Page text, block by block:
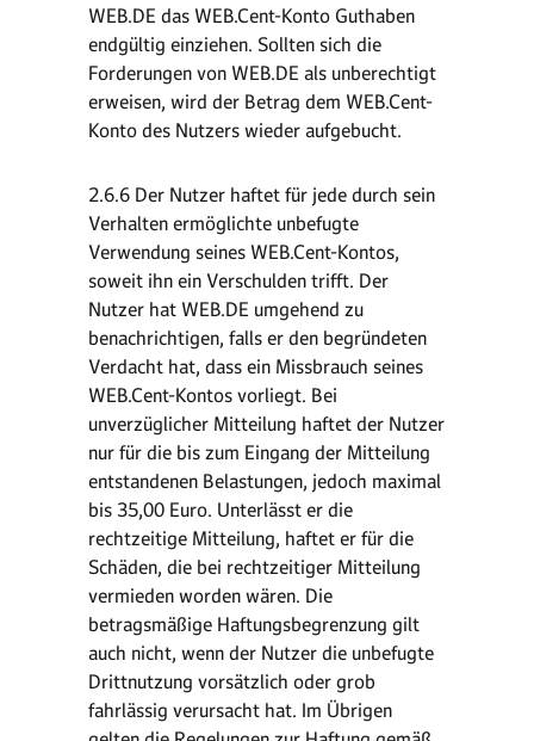
WEB.DE das WEB.Cent-Konto Guthaben
endgültig einziehen. Sollten sich die
Forderungen von WEB.DE als unberechtigt
erweisen, wird der Betrag dem WEB.Cent-
Konto des Nutzers wieder aufgebucht.
2.6.6 Der Nutzer haftet für jede durch sein
Verhalten ermöglichte unbefugte
Verwendung seines WEB.Cent-Kontos,
soweit ihn ein Verschulden trifft. Der
Nutzer hat WEB.DE umgehend zu
benachrichtigen, falls er den begründeten
Verdacht hat, dass ein Missbrauch seines
WEB.Cent-Kontos vorliegt. Bei
unverzüglicher Mitteilung haftet der Nutzer
nur für die bis zum Eingang der Mitteilung
entstandenen Belastungen, jedoch maximal
bis 35,00 Euro. Unterlässt er die
rechtzeitige Mitteilung, haftet er für die
Schäden, die bei rechtzeitiger Mitteilung
vermieden worden wären. Die
betragsmäßige Haftungsbegrenzung gilt
auch nicht, wenn der Nutzer die unbefugte
Drittnutzung vorsätzlich oder grob
fahrlässig verursacht hat. Im Übrigen